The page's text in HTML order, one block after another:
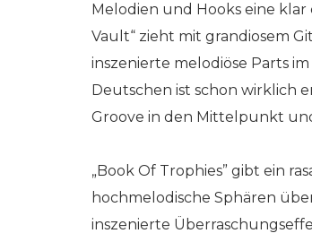
Melodien und Hooks eine
Vault“ zieht mit grandiosem
inszenierte melodiöse Parts
Deutschen ist schon wirklich
Groove in den Mittelpunkt
„Book Of Trophies” gibt ein
hochmelodische Sphären
inszenierte